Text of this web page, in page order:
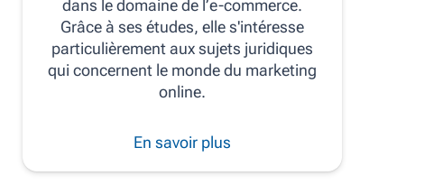
dans le domaine de l’e-commerce.
Grâce à ses études, elle s'intéresse
particulièrement aux sujets juridiques
qui concernent le monde du marketing
online.
En savoir plus